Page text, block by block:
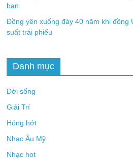
bạn.
Đồng yên xuống đáy 40 năm khi đồng
suất trái phiếu
Danh mục
Đời sống
Giải Trí
Hóng hớt
Nhạc Âu Mỹ
Nhạc hot